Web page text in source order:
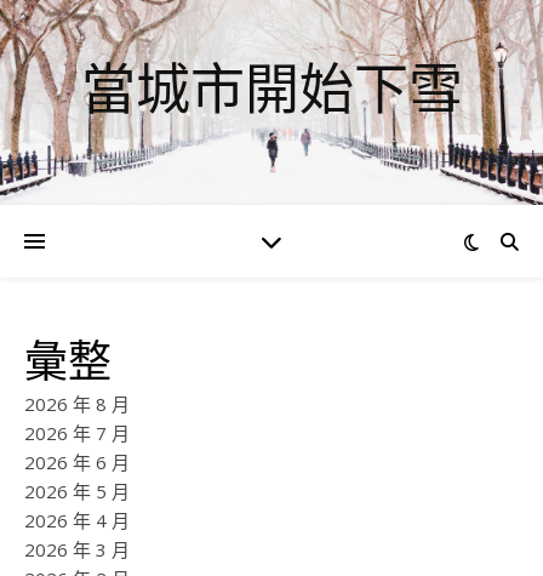
當城市開始下雪
彙整
2026 年 8 月
2026 年 7 月
2026 年 6 月
2026 年 5 月
2026 年 4 月
2026 年 3 月